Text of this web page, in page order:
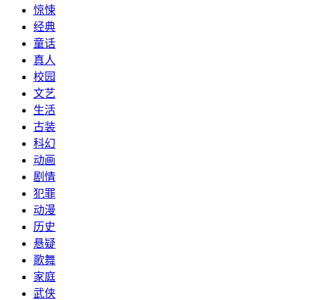
惊悚
经典
童话
真人
校园
文艺
生活
古装
科幻
动画
剧情
犯罪
动漫
历史
悬疑
歌舞
家庭
武侠